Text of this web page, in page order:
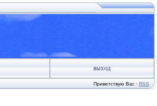
ВЫХОД
Приветствую Вас · RSS